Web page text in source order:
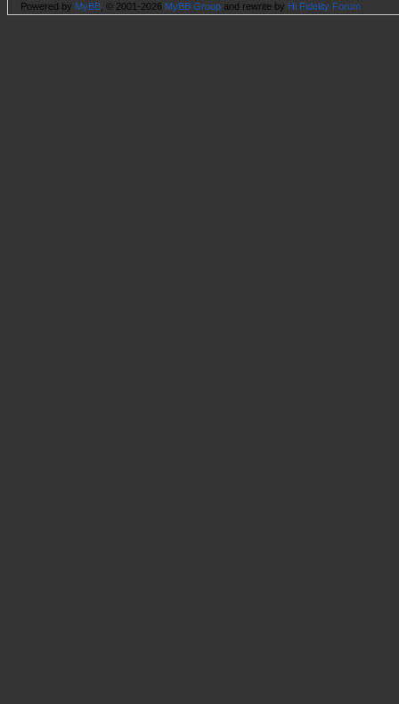
Powered by MyBB , © 2001-2026 MyBB Group and rewrite by Hi Fidelity Forum